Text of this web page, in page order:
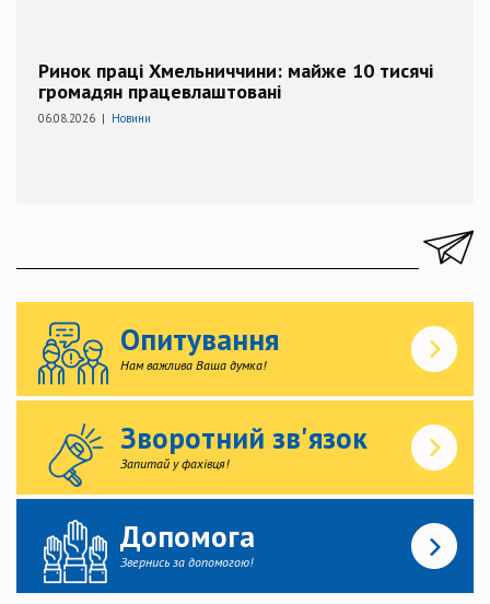
Ринок праці Хмельниччини: майже 10 тисячі
громадян працевлаштовані
06.08.2026 | Новини
Опитування
Нам важлива Ваша думка!
Зворотний зв'язок
Запитай у фахівця!
Допомога
Звернись за допомогою!